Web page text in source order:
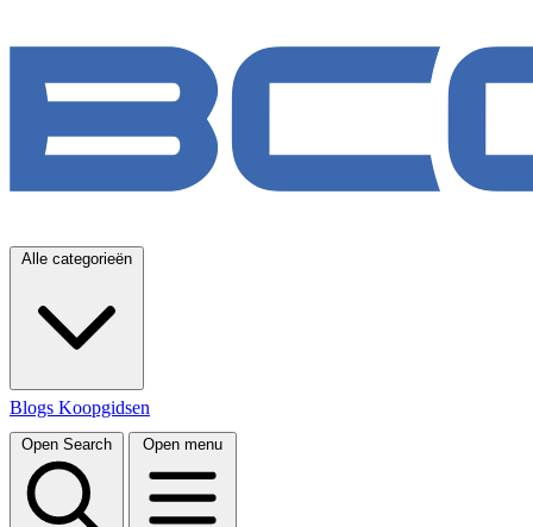
Alle categorieën
Blogs Koopgidsen
Open Search Open menu